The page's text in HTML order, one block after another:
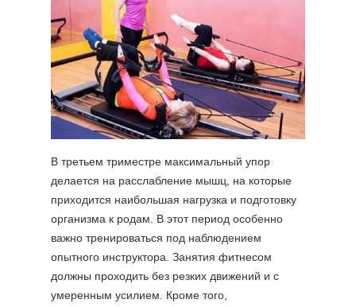
В третьем триместре максимальный упор
делается на расслабление мышц, на которые
приходится наибольшая нагрузка и подготовку
организма к родам. В этот период особенно
важно тренироваться под наблюдением
опытного инструктора. Занятия фитнесом
должны проходить без резких движений и с
умеренным усилием. Кроме того,